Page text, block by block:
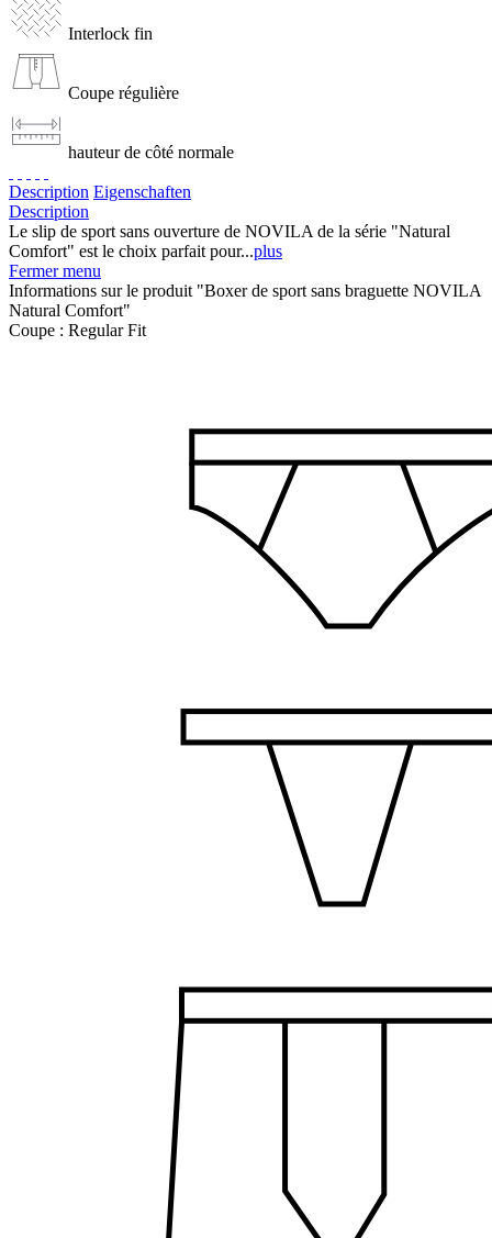
Interlock fin
Coupe régulière
hauteur de côté normale
Description Eigenschaften
Description
Le slip de sport sans ouverture de NOVILA de la série "Natural
Comfort" est le choix parfait pour...plus
Fermer menu
Informations sur le produit "Boxer de sport sans braguette NOVILA
Natural Comfort"
Coupe : Regular Fit